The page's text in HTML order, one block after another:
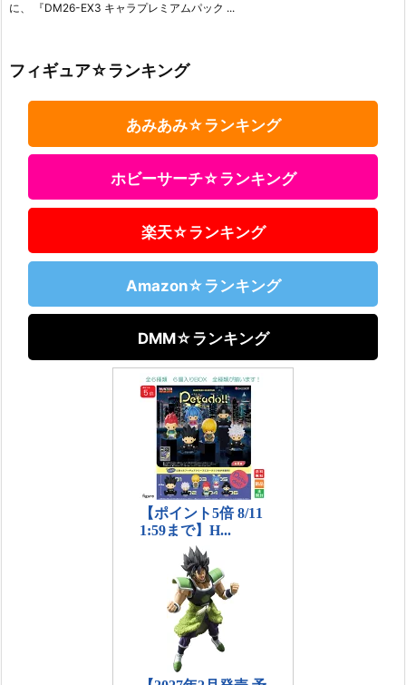
に、 『DM26-EX3 キャラプレミアムパック ...
フィギュア☆ランキング
あみあみ☆ランキング
ホビーサーチ☆ランキング
楽天☆ランキング
Amazon☆ランキング
DMM☆ランキング